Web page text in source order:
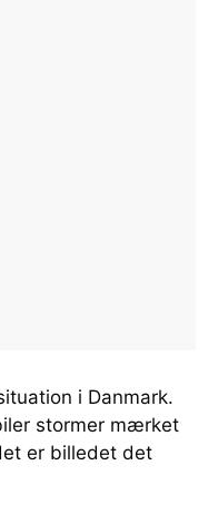
i Danmark.
stormer mærket
er billedet det